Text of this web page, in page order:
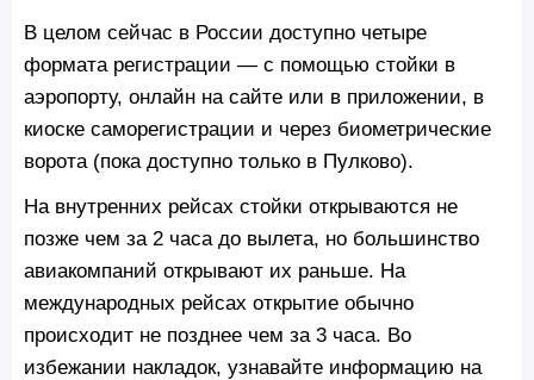
В целом сейчас в России доступно четыре
формата регистрации — с помощью стойки в
аэропорту, онлайн на сайте или в приложении, в
киоске саморегистрации и через биометрические
ворота (пока доступно только в Пулково).
На внутренних рейсах стойки открываются не
позже чем за 2 часа до вылета, но большинство
авиакомпаний открывают их раньше. На
международных рейсах открытие обычно
происходит не позднее чем за 3 часа. Во
избежании накладок, узнавайте информацию на